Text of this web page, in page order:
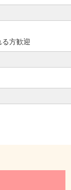
方歓迎